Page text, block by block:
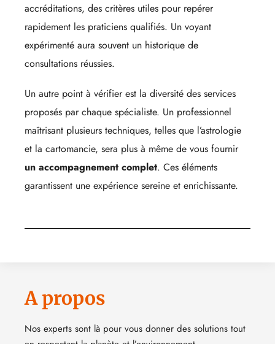
accréditations, des critères utiles pour repérer
rapidement les praticiens qualifiés. Un voyant
expérimenté aura souvent un historique de
consultations réussies.
Un autre point à vérifier est la diversité des services
proposés par chaque spécialiste. Un professionnel
maîtrisant plusieurs techniques, telles que l’astrologie
et la cartomancie, sera plus à même de vous fournir
un accompagnement complet. Ces éléments
garantissent une expérience sereine et enrichissante.
A propos
Nos experts sont là pour vous donner des solutions tout